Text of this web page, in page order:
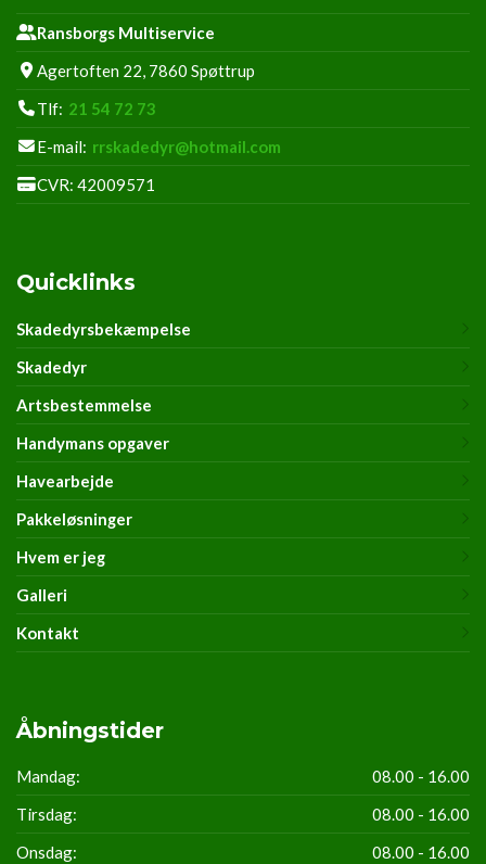
Ransborgs Multiservice
Agertoften 22, 7860 Spøttrup
Tlf: 21 54 72 73
E-mail: rrskadedyr@hotmail.com
CVR: 42009571
Quicklinks
Skadedyrsbekæmpelse
Skadedyr
Artsbestemmelse
Handymans opgaver
Havearbejde
Pakkeløsninger
Hvem er jeg
Galleri
Kontakt
Åbningstider
Mandag:
08.00 - 16.00
Tirsdag:
08.00 - 16.00
Onsdag:
08.00 - 16.00